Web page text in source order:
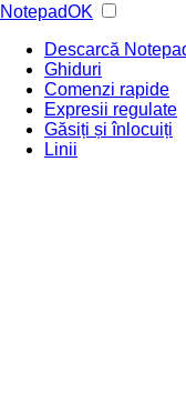
NotepadOK
Descarcă
Ghiduri
Comenzi rapide
Expresii regulate
Găsiți și înlocuiți
Linii